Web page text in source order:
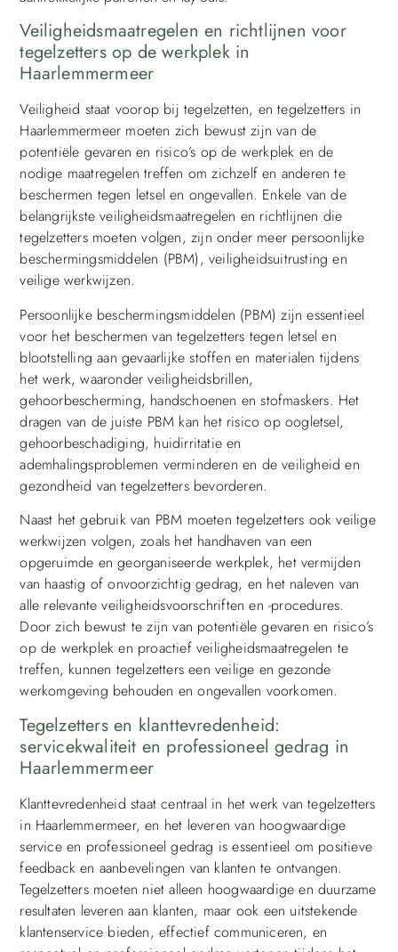
Veiligheidsmaatregelen en richtlijnen voor
tegelzetters op de werkplek in
Haarlemmermeer
Veiligheid staat voorop bij tegelzetten, en tegelzetters in
Haarlemmermeer moeten zich bewust zijn van de
potentiële gevaren en risico’s op de werkplek en de
nodige maatregelen treffen om zichzelf en anderen te
beschermen tegen letsel en ongevallen. Enkele van de
belangrijkste veiligheidsmaatregelen en richtlijnen die
tegelzetters moeten volgen, zijn onder meer persoonlijke
beschermingsmiddelen (PBM), veiligheidsuitrusting en
veilige werkwijzen.
Persoonlijke beschermingsmiddelen (PBM) zijn essentieel
voor het beschermen van tegelzetters tegen letsel en
blootstelling aan gevaarlijke stoffen en materialen tijdens
het werk, waaronder veiligheidsbrillen,
gehoorbescherming, handschoenen en stofmaskers. Het
dragen van de juiste PBM kan het risico op oogletsel,
gehoorbeschadiging, huidirritatie en
ademhalingsproblemen verminderen en de veiligheid en
gezondheid van tegelzetters bevorderen.
Naast het gebruik van PBM moeten tegelzetters ook veilige
werkwijzen volgen, zoals het handhaven van een
opgeruimde en georganiseerde werkplek, het vermijden
van haastig of onvoorzichtig gedrag, en het naleven van
alle relevante veiligheidsvoorschriften en -procedures.
Door zich bewust te zijn van potentiële gevaren en risico’s
op de werkplek en proactief veiligheidsmaatregelen te
treffen, kunnen tegelzetters een veilige en gezonde
werkomgeving behouden en ongevallen voorkomen.
Tegelzetters en klanttevredenheid:
servicekwaliteit en professioneel gedrag in
Haarlemmermeer
Klanttevredenheid staat centraal in het werk van tegelzetters
in Haarlemmermeer, en het leveren van hoogwaardige
service en professioneel gedrag is essentieel om positieve
feedback en aanbevelingen van klanten te ontvangen.
Tegelzetters moeten niet alleen hoogwaardige en duurzame
resultaten leveren aan klanten, maar ook een uitstekende
klantenservice bieden, effectief communiceren, en